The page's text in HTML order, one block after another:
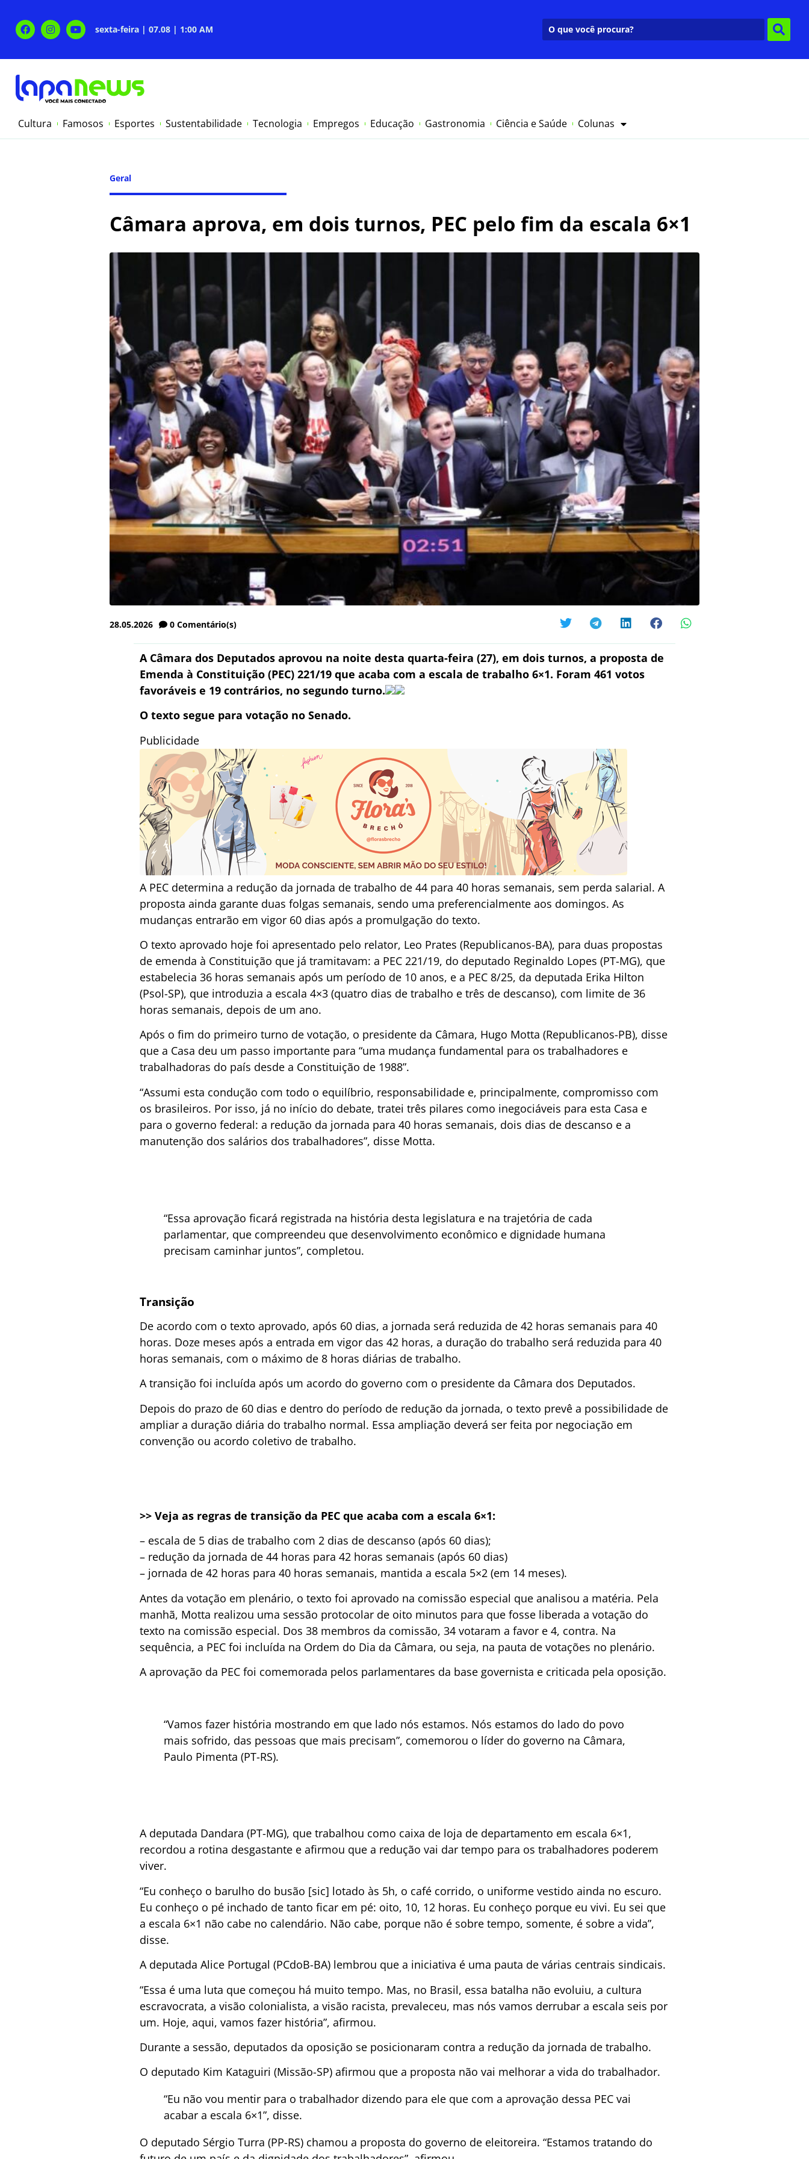
sexta-feira | 07.08 | 1:00 AM
Cultura Famosos Esportes Sustentabilidade Tecnologia Empregos Educação Gastronomia Ciência e Saúde Colunas
Geral
Câmara aprova, em dois turnos, PEC pelo fim da escala 6×1
28.05.2026 0 Comentário(s)
A Câmara dos Deputados aprovou na noite desta quarta-feira (27), em dois turnos, a proposta de
Emenda à Constituição (PEC) 221/19 que acaba com a escala de trabalho 6×1. Foram 461 votos
favoráveis e 19 contrários, no segundo turno.
O texto segue para votação no Senado.
Publicidade
A PEC determina a redução da jornada de trabalho de 44 para 40 horas semanais, sem perda salarial. A
proposta ainda garante duas folgas semanais, sendo uma preferencialmente aos domingos. As
mudanças entrarão em vigor 60 dias após a promulgação do texto.
O texto aprovado hoje foi apresentado pelo relator, Leo Prates (Republicanos-BA), para duas propostas
de emenda à Constituição que já tramitavam: a PEC 221/19, do deputado Reginaldo Lopes (PT-MG), que
estabelecia 36 horas semanais após um período de 10 anos, e a PEC 8/25, da deputada Erika Hilton
(Psol-SP), que introduzia a escala 4×3 (quatro dias de trabalho e três de descanso), com limite de 36
horas semanais, depois de um ano.
Após o fim do primeiro turno de votação, o presidente da Câmara, Hugo Motta (Republicanos-PB), disse
que a Casa deu um passo importante para “uma mudança fundamental para os trabalhadores e
trabalhadoras do país desde a Constituição de 1988”.
“Assumi esta condução com todo o equilíbrio, responsabilidade e, principalmente, compromisso com
os brasileiros. Por isso, já no início do debate, tratei três pilares como inegociáveis para esta Casa e
para o governo federal: a redução da jornada para 40 horas semanais, dois dias de descanso e a
manutenção dos salários dos trabalhadores”, disse Motta.
“Essa aprovação ficará registrada na história desta legislatura e na trajetória de cada
parlamentar, que compreendeu que desenvolvimento econômico e dignidade humana
precisam caminhar juntos”, completou.
Transição
De acordo com o texto aprovado, após 60 dias, a jornada será reduzida de 42 horas semanais para 40
horas. Doze meses após a entrada em vigor das 42 horas, a duração do trabalho será reduzida para 40
horas semanais, com o máximo de 8 horas diárias de trabalho.
A transição foi incluída após um acordo do governo com o presidente da Câmara dos Deputados.
Depois do prazo de 60 dias e dentro do período de redução da jornada, o texto prevê a possibilidade de
ampliar a duração diária do trabalho normal. Essa ampliação deverá ser feita por negociação em
convenção ou acordo coletivo de trabalho.
>> Veja as regras de transição da PEC que acaba com a escala 6×1:
– escala de 5 dias de trabalho com 2 dias de descanso (após 60 dias);
– redução da jornada de 44 horas para 42 horas semanais (após 60 dias)
– jornada de 42 horas para 40 horas semanais, mantida a escala 5×2 (em 14 meses).
Antes da votação em plenário, o texto foi aprovado na comissão especial que analisou a matéria. Pela
manhã, Motta realizou uma sessão protocolar de oito minutos para que fosse liberada a votação do
texto na comissão especial. Dos 38 membros da comissão, 34 votaram a favor e 4, contra. Na
sequência, a PEC foi incluída na Ordem do Dia da Câmara, ou seja, na pauta de votações no plenário.
A aprovação da PEC foi comemorada pelos parlamentares da base governista e criticada pela oposição.
“Vamos fazer história mostrando em que lado nós estamos. Nós estamos do lado do povo
mais sofrido, das pessoas que mais precisam”, comemorou o líder do governo na Câmara,
Paulo Pimenta (PT-RS).
A deputada Dandara (PT-MG), que trabalhou como caixa de loja de departamento em escala 6×1,
recordou a rotina desgastante e afirmou que a redução vai dar tempo para os trabalhadores poderem
viver.
“Eu conheço o barulho do busão [sic] lotado às 5h, o café corrido, o uniforme vestido ainda no escuro.
Eu conheço o pé inchado de tanto ficar em pé: oito, 10, 12 horas. Eu conheço porque eu vivi. Eu sei que
a escala 6×1 não cabe no calendário. Não cabe, porque não é sobre tempo, somente, é sobre a vida”,
disse.
A deputada Alice Portugal (PCdoB-BA) lembrou que a iniciativa é uma pauta de várias centrais sindicais.
“Essa é uma luta que começou há muito tempo. Mas, no Brasil, essa batalha não evoluiu, a cultura
escravocrata, a visão colonialista, a visão racista, prevaleceu, mas nós vamos derrubar a escala seis por
um. Hoje, aqui, vamos fazer história”, afirmou.
Durante a sessão, deputados da oposição se posicionaram contra a redução da jornada de trabalho.
O deputado Kim Kataguiri (Missão-SP) afirmou que a proposta não vai melhorar a vida do trabalhador.
“Eu não vou mentir para o trabalhador dizendo para ele que com a aprovação dessa PEC vai
acabar a escala 6×1”, disse.
O deputado Sérgio Turra (PP-RS) chamou a proposta do governo de eleitoreira. “Estamos tratando do